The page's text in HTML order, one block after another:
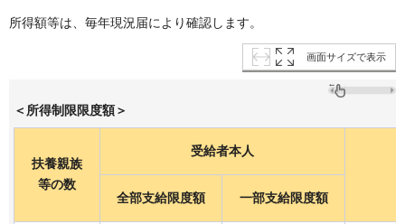
所得額等は、毎年現況届により確認します。
画面サイズで表示
＜所得制限限度額＞
扶養親族
等の数
受給者本人
全部支給限度額 一部支給限度額